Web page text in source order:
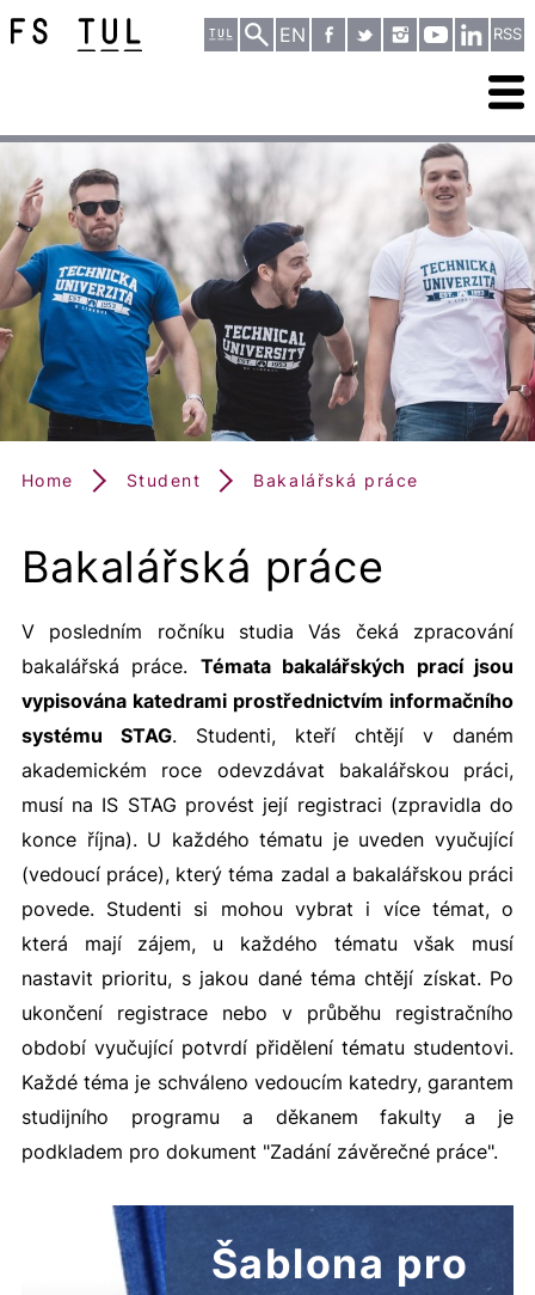
EN RSS
Home Student Bakalářská práce
Bakalářská práce
V posledním ročníku studia Vás čeká zpracování
bakalářská práce. Témata bakalářských prací jsou
vypisována katedrami prostřednictvím informačního
systému STAG. Studenti, kteří chtějí v daném
akademickém roce odevzdávat bakalářskou práci,
musí na IS STAG provést její registraci (zpravidla do
konce října). U každého tématu je uveden vyučující
(vedoucí práce), který téma zadal a bakalářskou práci
povede. Studenti si mohou vybrat i více témat, o
která mají zájem, u každého tématu však musí
nastavit prioritu, s jakou dané téma chtějí získat. Po
ukončení registrace nebo v průběhu registračního
období vyučující potvrdí přidělení tématu studentovi.
Každé téma je schváleno vedoucím katedry, garantem
studijního programu a děkanem fakulty a je
podkladem pro dokument "Zadání závěrečné práce".
Šablona pro